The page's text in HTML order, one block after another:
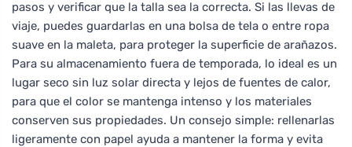
pasos y verificar que la talla sea la correcta. Si las llevas de
viaje, puedes guardarlas en una bolsa de tela o entre ropa
suave en la maleta, para proteger la superficie de arañazos.
Para su almacenamiento fuera de temporada, lo ideal es un
lugar seco sin luz solar directa y lejos de fuentes de calor,
para que el color se mantenga intenso y los materiales
conserven sus propiedades. Un consejo simple: rellenarlas
ligeramente con papel ayuda a mantener la forma y evita